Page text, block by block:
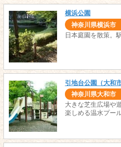
横浜公園
神奈川県横浜市
日本庭園を散策。
引地台公園（大和市
神奈川県大和市
大きな芝生広場や
楽しめる温水プー